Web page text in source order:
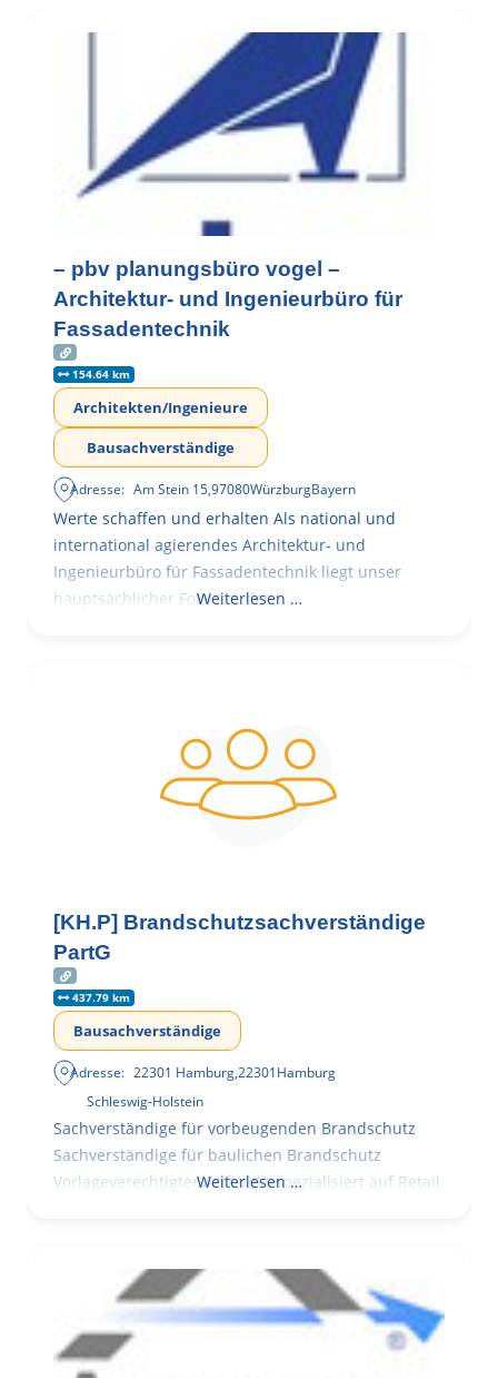
– pbv planungsbüro vogel –
Architektur- und Ingenieurbüro für
Fassadentechnik
154.64 km
Architekten/Ingenieure
Bausachverständige
Adresse: Am Stein 15,97080WürzburgBayern
Werte schaffen und erhalten Als national und
international agierendes Architektur- und
Ingenieurbüro für Fassadentechnik liegt unser
hauptsächlicher Fokus in der
Weiterlesen …
[KH.P] Brandschutzsachverständige
PartG
437.79 km
Bausachverständige
Adresse: 22301 Hamburg,22301Hamburg
Schleswig-Holstein
Sachverständige für vorbeugenden Brandschutz
Sachverständige für baulichen Brandschutz
Vorlageverechtigter Architekt spezialisiert auf Retail
Weiterlesen …